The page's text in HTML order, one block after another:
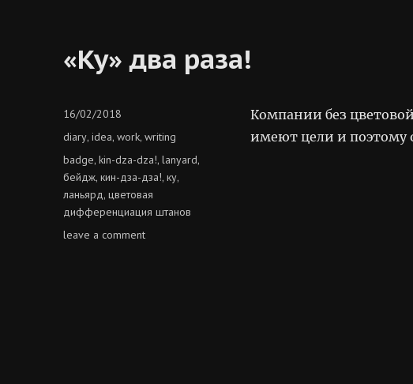
«Ку» два раза!
Компании без
имеют цели и поэтому
Posted
16/02/2018
Categories
diary,idea,work,writing
Tags
badge,kin-dza-dza!,lanyard,
бейдж,кин-дза-дза!,ку,
ланьярд,цветовая
дифференциация штанов
leave a commenton